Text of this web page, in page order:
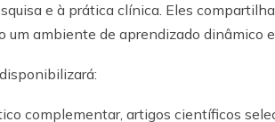
e à prática clínica. Eles
ambiente de aprendizado dinâmico
complementar, artigos científicos